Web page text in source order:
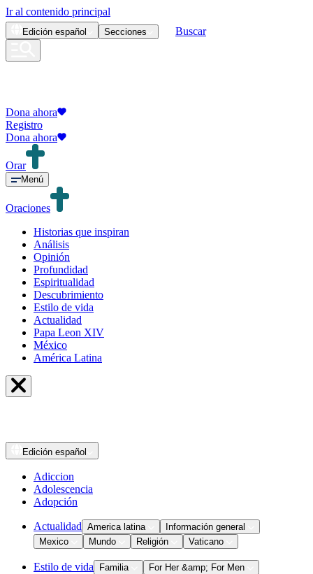
Ir al contenido principal
Edición español Secciones Buscar
Dona ahora
Registro
Dona ahora
Orar
Menú
Oraciones
Historias que inspiran
Análisis
Opinión
Profundidad
Espiritualidad
Descubrimiento
Estilo de vida
Actualidad
Papa Leon XIV
México
América Latina
Edición español
Adiccion
Adolescencia
Adopción
Actualidad America latina
Información general
Mexico
Mundo Religión Vaticano
Estilo de vida Familia
For Her &amp; For Men